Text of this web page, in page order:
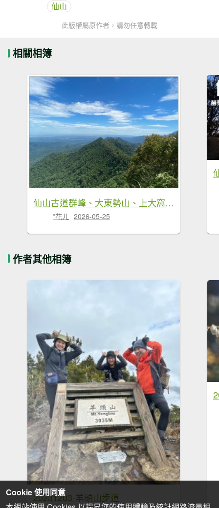
仙山
此版權屬原作者，請勿任意轉載
相關相簿
仙山古道群峰、大東勢山、上大窩山 O型縱走
*花ㄦ 2026-05-25
作者其他相簿
20231203-羊頭山步道
Cookie 使用同意